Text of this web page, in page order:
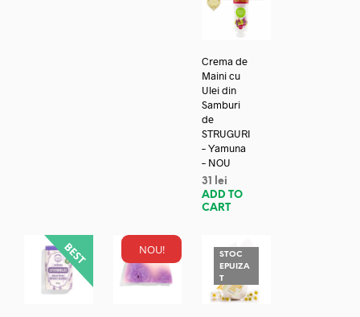
Crema de
Maini cu
Ulei din
Samburi
de
STRUGURI
– Yamuna
– NOU
31
lei
ADD TO
CART
NOU!
STOC
EPUIZA
T